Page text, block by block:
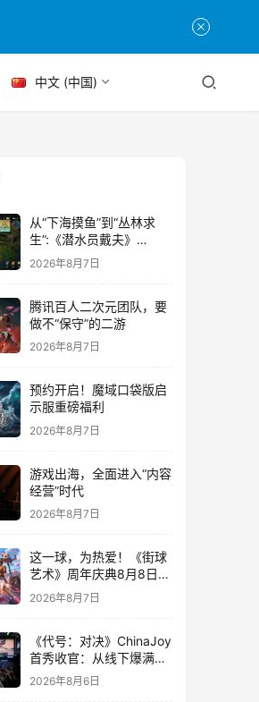
中文 (中国)
从“下海摸鱼”到“丛林求
生”:《潜水员戴夫》
DLC《丛林》移动端定档
8月14日
2026年8月7日
腾讯百人二次元团队，要
做不“保守”的二游
2026年8月7日
预约开启！魔域口袋版启
示服重磅福利
2026年8月7日
游戏出海，全面进入“内容
经营”时代
2026年8月7日
这一球，为热爱！《街球
艺术》周年庆典8月8日正
式上线，多重福利与全新
内容同步开启
2026年8月7日
《代号：对决》ChinaJoy
首秀收官：从线下爆满看
见玩家的真实期待
2026年8月6日